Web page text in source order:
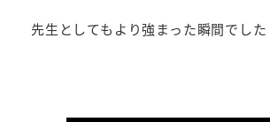
先生としてもより強まった瞬間でした